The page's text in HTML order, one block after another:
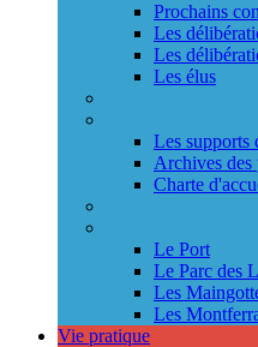
Prochains
Les
Les
Les élus
Les supports
Archives
Charte
Le Port
Le Parc des
Les
Les
Vie pratique